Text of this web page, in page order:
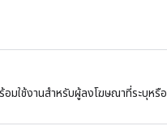
มใช้งานสำหรับผู้ลงโฆษณาที่ระบุหรือ